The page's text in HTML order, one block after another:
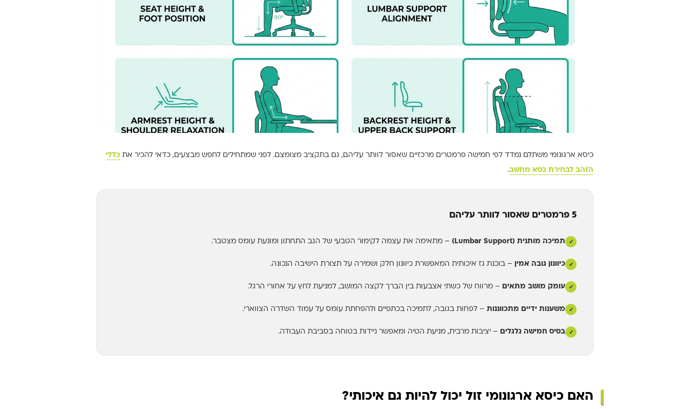
כיסא ארגונומי משתלם נמדד לפי חמישה פרמטרים מרכזיים שאסור לוותר עליהם, גם בתקציב מצומצם. לפני שמתחילים לחפש מבצעים, כדאי להכיר את כללי
הזהב לבחירת כסא מחשב.
5 פרמטרים שאסור לוותר עליהם
✓ תמיכה מותנית (Lumbar Support) – מתאימה את עצמה לקימור הטבעי של הגב התחתון ומונעת עומס מצטבר.
✓ כיוונון גובה אמין – בוכנת גז איכותית המאפשרת כיוונון חלק ושמירה על תצורת הישיבה הנכונה.
✓ עומק מושב מתאים – מרווח של כשתי אצבעות בין הברך לקצה המושב, למניעת לחץ על אחורי הרגל.
✓ משענות ידיים מתכווננות – לפחות בגובה, לתמיכה בכתפיים ולהפחתת עומס על עמוד השדרה הצווארי.
✓ בסיס חמישה גלגלים – יציבות מרבית, מניעת הטיה ומאפשר ניידות בטוחה בסביבת העבודה.
האם כיסא ארגונומי זול יכול להיות גם איכותי?